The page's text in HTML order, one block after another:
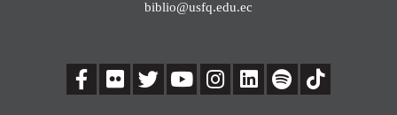
biblio@usfq.edu.ec